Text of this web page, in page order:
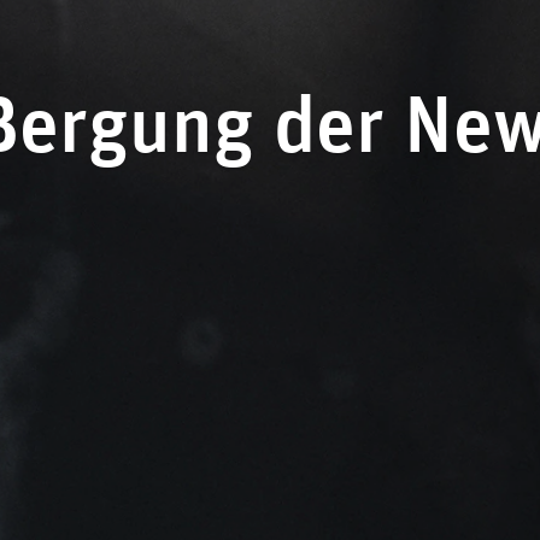
der